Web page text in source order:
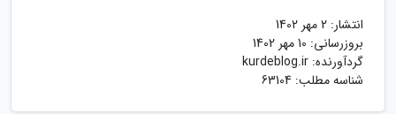
انتشار: 2 مهر 1402
بروزرسانی: 10 مهر 1402
گردآورنده: kurdeblog.ir
شناسه مطلب: 63104